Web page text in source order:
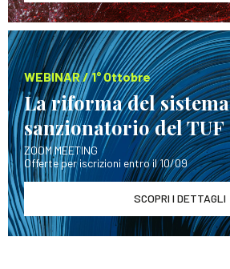
WEBINAR / 1° Ottobre
La riforma del sistema
sanzionatorio del TUF
ZOOM MEETING
Offerte per iscrizioni entro il 10/09
SCOPRI I DETTAGLI